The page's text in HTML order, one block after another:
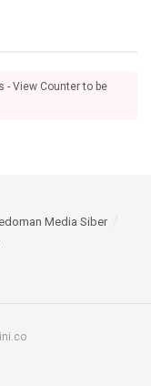
- View Counter to be
Media Siber